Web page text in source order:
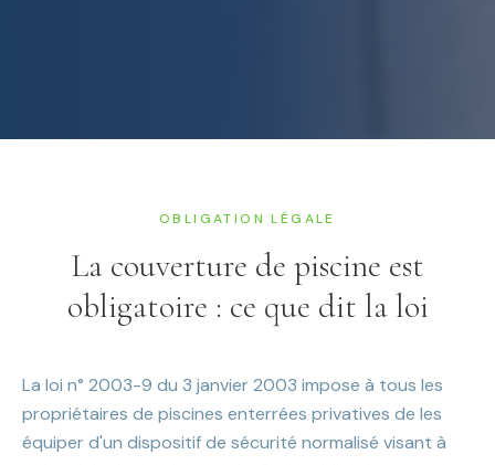
OBLIGATION LÉGALE
La couverture de piscine est
obligatoire : ce que dit la loi
La loi n° 2003-9 du 3 janvier 2003 impose à tous les
propriétaires de piscines enterrées privatives de les
équiper d'un dispositif de sécurité normalisé visant à